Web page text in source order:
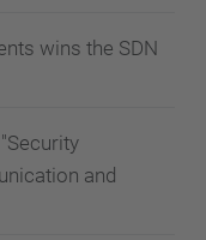
wins the SDN
and